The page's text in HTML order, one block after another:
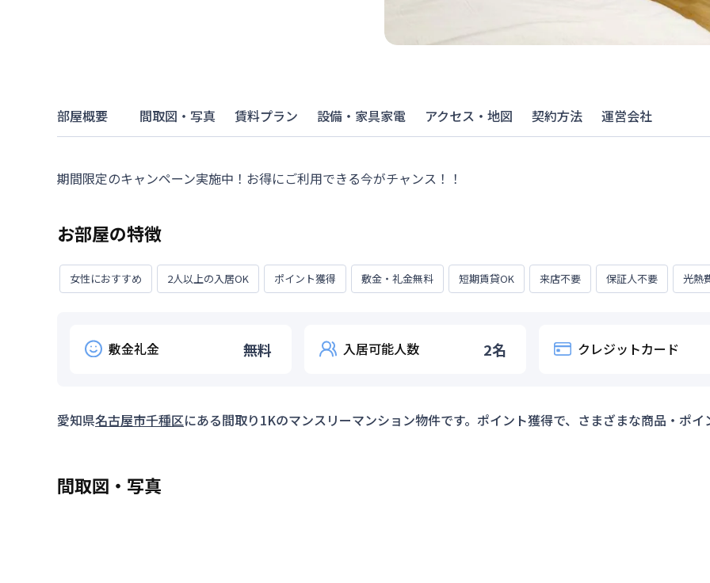
部屋概要 間取図・写真 賃料プラン 設備・家具家電 アクセス・地図 契約方法 運営会社
期間限定のキャンペーン実施中！お得にご利用できる今がチャンス！！
お部屋の特徴
女性におすすめ 2人以上の入居OK ポイント獲得 敷金・礼金無料 短期賃貸OK 来店不要 保証人不要 光熱
敷金礼金 無料 入居可能人数 2名 クレジットカード
愛知県名古屋市千種区にある間取り1Kのマンスリーマンション物件です。ポイント獲得で、さまざまな商品・ポ
間取図・写真